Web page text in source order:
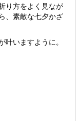
り方をよく見なが
、素敵な七夕かざ
いますように。